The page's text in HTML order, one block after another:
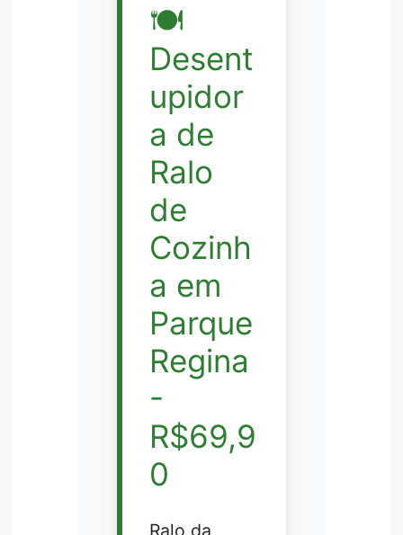
🍽️
Desent
upidor
a de
Ralo
de
Cozinh
a em
Parque
Regina
-
R$69,9
0